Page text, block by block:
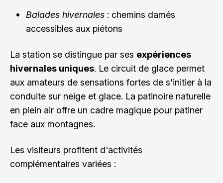
Balades hivernales : chemins damés
accessibles aux piétons
La station se distingue par ses expériences
hivernales uniques. Le circuit de glace permet
aux amateurs de sensations fortes de s'initier à la
conduite sur neige et glace. La patinoire naturelle
en plein air offre un cadre magique pour patiner
face aux montagnes.
Les visiteurs profitent d'activités
complémentaires variées :